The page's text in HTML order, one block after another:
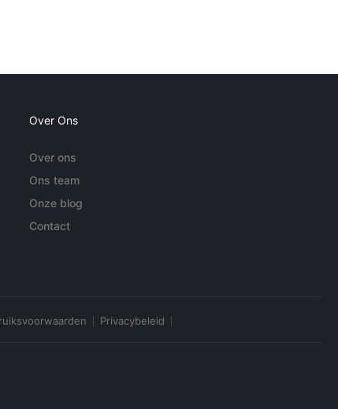
Over Ons
Over ons
Ons team
Onze blog
Contact
Privacybeleid